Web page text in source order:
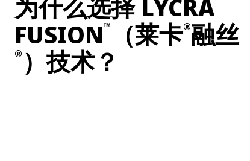
为什么选择 LYCRA
FUSION™ （莱卡®融丝
® ）技术？